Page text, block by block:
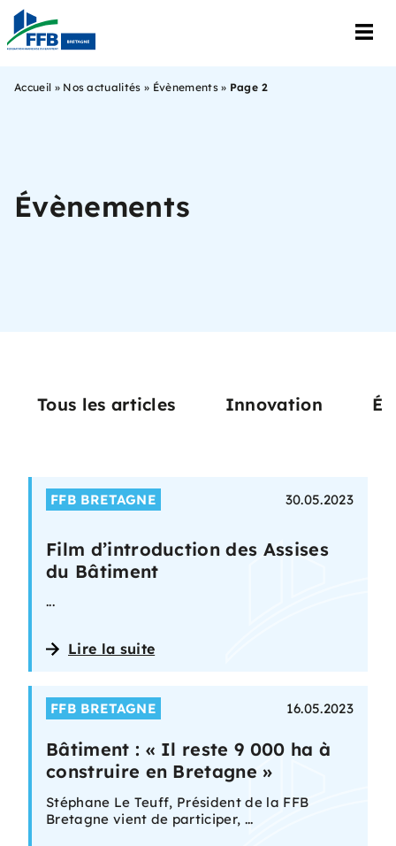
Accueil » Nos actualités » Évènements» Page 2
Évènements
Tous les articles Innovation
FFB BRETAGNE 30.05.2023
Film d’introduction des Assises
du Bâtiment
...
Lire la suite
FFB BRETAGNE 16.05.2023
Bâtiment : « Il reste 9 000 ha à
construire en Bretagne »
Stéphane Le Teuff, Président de la FFB
Bretagne vient de participer, ...